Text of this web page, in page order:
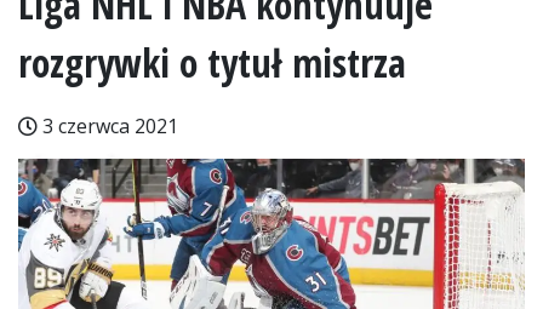
rozgrywki o tytuł mistrza
3 czerwca 2021